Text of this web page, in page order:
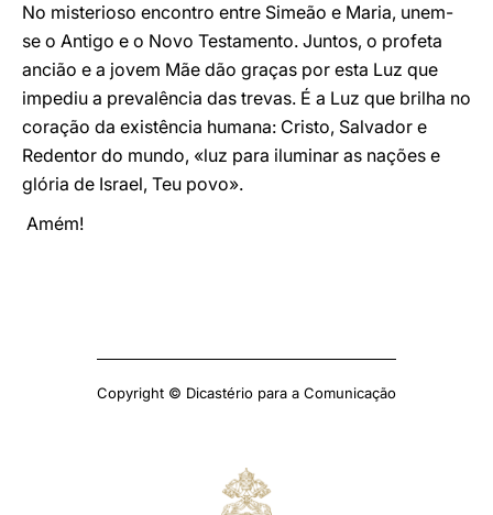
No misterioso encontro entre Simeão e Maria, unem-
se o Antigo e o Novo Testamento. Juntos, o profeta
ancião e a jovem Mãe dão graças por esta Luz que
impediu a prevalência das trevas. É a Luz que brilha no
coração da existência humana: Cristo, Salvador e
Redentor do mundo, «luz para iluminar as nações e
glória de Israel, Teu povo».
Amém!
Copyright © Dicastério para a Comunicação